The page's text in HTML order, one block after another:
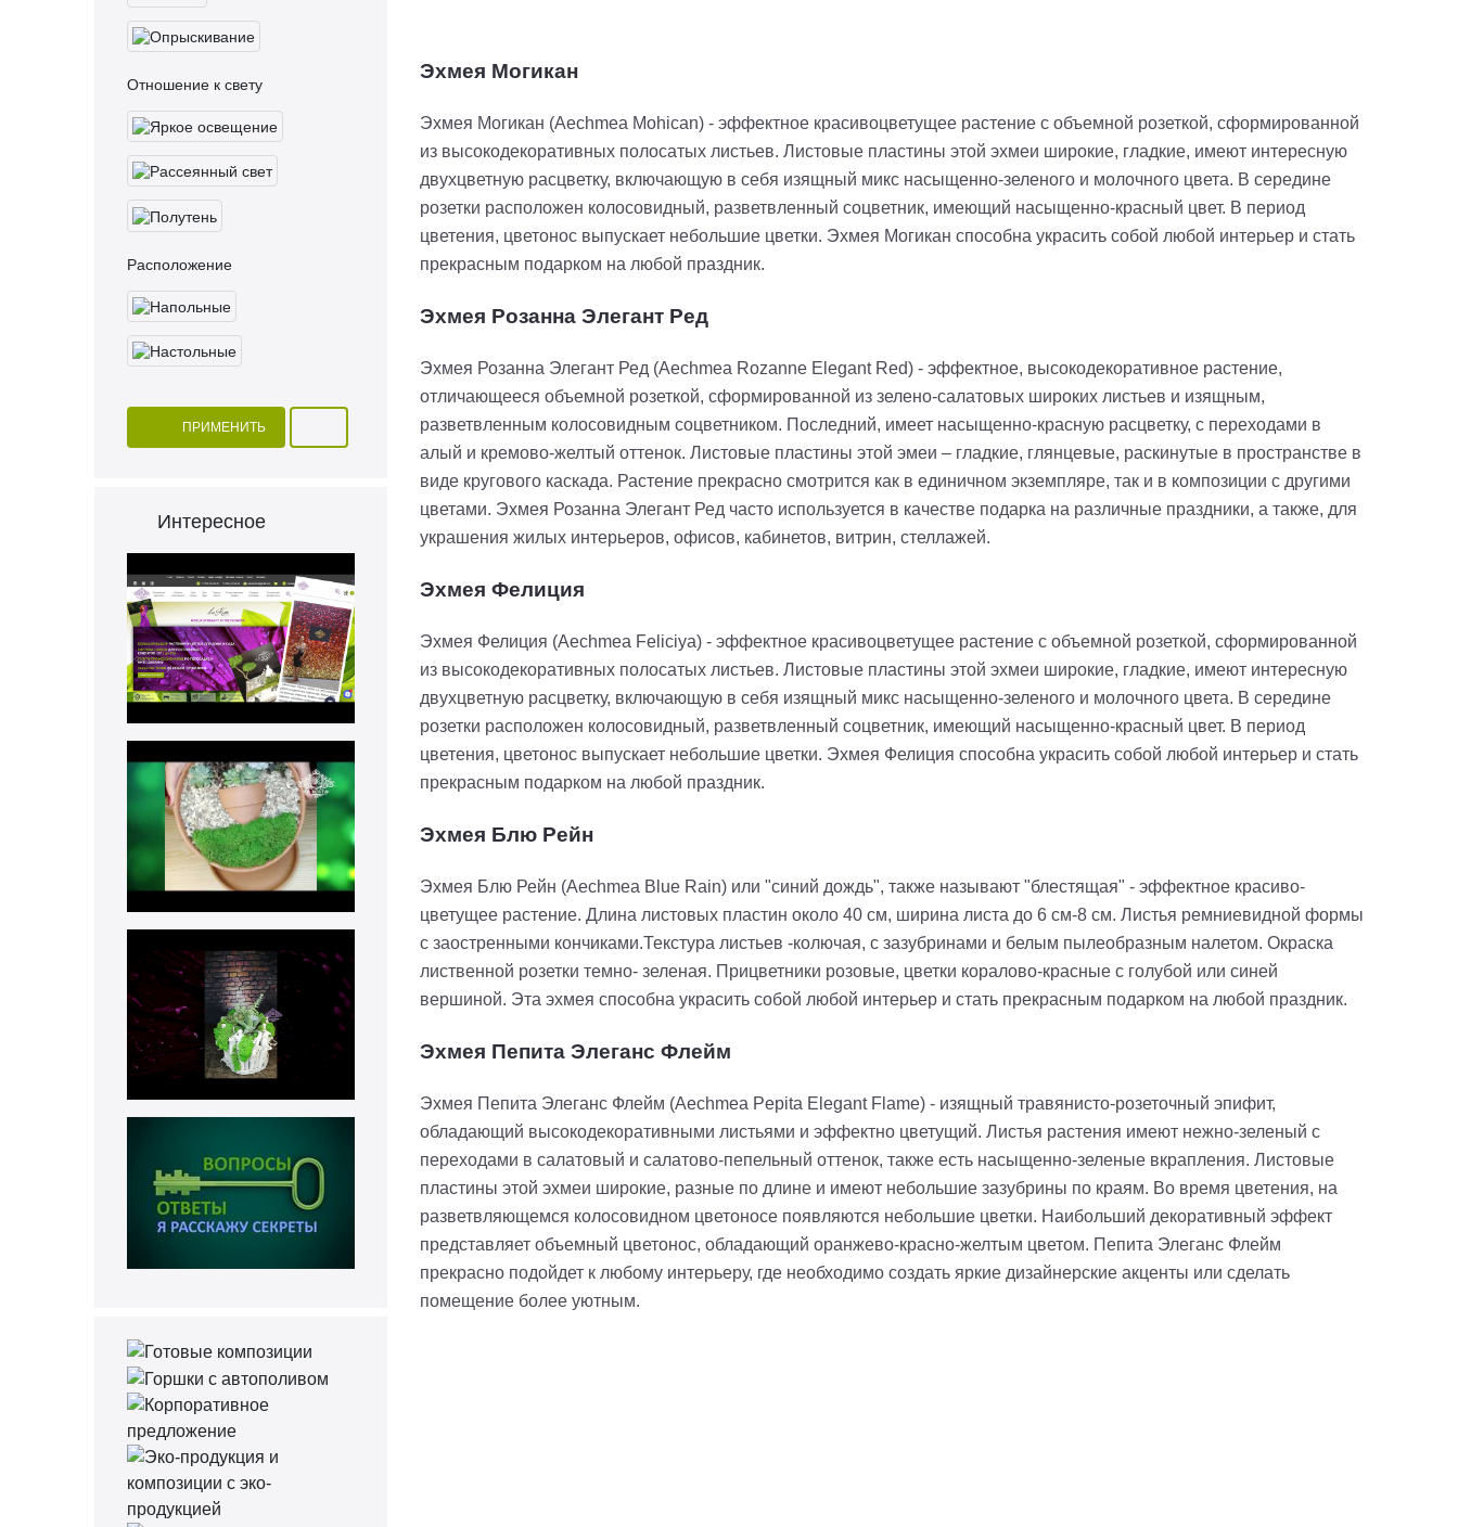
Отношение к свету
Расположение
ПРИМЕНИТЬ
Интересное
Эхмея Могикан
Эхмея Могикан (Aechmea Mohican) - эффектное красивоцветущее растение с объемной розеткой, сформированной
из высокодекоративных полосатых листьев. Листовые пластины этой эхмеи широкие, гладкие, имеют интересную
двухцветную расцветку, включающую в себя изящный микс насыщенно-зеленого и молочного цвета. В середине
розетки расположен колосовидный, разветвленный соцветник, имеющий насыщенно-красный цвет. В период
цветения, цветонос выпускает небольшие цветки. Эхмея Могикан способна украсить собой любой интерьер и стать
прекрасным подарком на любой праздник.
Эхмея Розанна Элегант Ред
Эхмея Розанна Элегант Ред (Aechmea Rozanne Elegant Red) - эффектное, высокодекоративное растение,
отличающееся объемной розеткой, сформированной из зелено-салатовых широких листьев и изящным,
разветвленным колосовидным соцветником. Последний, имеет насыщенно-красную расцветку, с переходами в
алый и кремово-желтый оттенок. Листовые пластины этой эмеи – гладкие, глянцевые, раскинутые в пространстве в
виде кругового каскада. Растение прекрасно смотрится как в единичном экземпляре, так и в композиции с другими
цветами. Эхмея Розанна Элегант Ред часто используется в качестве подарка на различные праздники, а также, для
украшения жилых интерьеров, офисов, кабинетов, витрин, стеллажей.
Эхмея Фелиция
Эхмея Фелиция (Aechmea Feliciya) - эффектное красивоцветущее растение с объемной розеткой, сформированной
из высокодекоративных полосатых листьев. Листовые пластины этой эхмеи широкие, гладкие, имеют интересную
двухцветную расцветку, включающую в себя изящный микс насыщенно-зеленого и молочного цвета. В середине
розетки расположен колосовидный, разветвленный соцветник, имеющий насыщенно-красный цвет. В период
цветения, цветонос выпускает небольшие цветки. Эхмея Фелиция способна украсить собой любой интерьер и стать
прекрасным подарком на любой праздник.
Эхмея Блю Рейн
Эхмея Блю Рейн (Aechmea Blue Rain) или "синий дождь", также называют "блестящая" - эффектное красиво-
цветущее растение. Длина листовых пластин около 40 см, ширина листа до 6 см-8 см. Листья ремниевидной формы
с заостренными кончиками.Текстура листьев -колючая, с зазубринами и белым пылеобразным налетом. Окраска
лиственной розетки темно- зеленая. Прицветники розовые, цветки коралово-красные с голубой или синей
вершиной. Эта эхмея способна украсить собой любой интерьер и стать прекрасным подарком на любой праздник.
Эхмея Пепита Элеганс Флейм
Эхмея Пепита Элеганс Флейм (Aechmea Pepita Elegant Flame) - изящный травянисто-розеточный эпифит,
обладающий высокодекоративными листьями и эффектно цветущий. Листья растения имеют нежно-зеленый с
переходами в салатовый и салатово-пепельный оттенок, также есть насыщенно-зеленые вкрапления. Листовые
пластины этой эхмеи широкие, разные по длине и имеют небольшие зазубрины по краям. Во время цветения, на
разветвляющемся колосовидном цветоносе появляются небольшие цветки. Наибольший декоративный эффект
представляет объемный цветонос, обладающий оранжево-красно-желтым цветом. Пепита Элеганс Флейм
прекрасно подойдет к любому интерьеру, где необходимо создать яркие дизайнерские акценты или сделать
помещение более уютным.